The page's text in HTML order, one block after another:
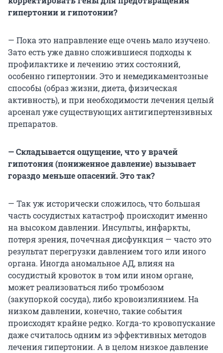
гипертонии и гипотонии?
— Пока это направление еще очень мало изучено.
Зато есть уже давно сложившиеся подходы к
профилактике и лечению этих состояний,
особенно гипертонии. Это и немедикаментозные
способы (образ жизни, диета, физическая
активность), и при необходимости лечения целый
арсенал уже существующих антигипертензивных
препаратов.
— Складывается ощущение, что у врачей
гипотония (пониженное давление) вызывает
гораздо меньше опасений. Это так?
— Так уж исторически сложилось, что большая
часть сосудистых катастроф происходит именно
на высоком давлении. Инсульты, инфаркты,
потеря зрения, почечная дисфункция — часто это
результат перегрузки давлением того или иного
органа. Иногда аномальное АД, влияя на
сосудистый кровоток в том или ином органе,
может реализоваться либо тромбозом
(закупоркой сосуда), либо кровоизлиянием. На
низком давлении, конечно, такие события
происходят крайне редко. Когда-то кровопускание
даже считалось одним из эффективных методов
лечения гипертонии. А в целом низкое давление